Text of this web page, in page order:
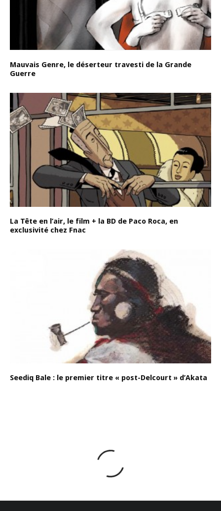
Mauvais Genre, le déserteur travesti de la Grande
Guerre
La Tête en l’air, le film + la BD de Paco Roca, en
exclusivité chez Fnac
Seediq Bale : le premier titre « post-Delcourt » d’Akata